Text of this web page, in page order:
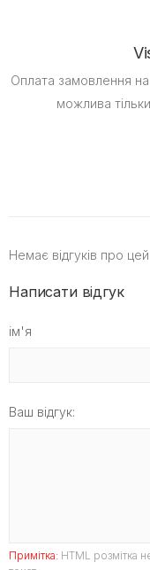
Оплата замовлення
можлива
Немає відгуків про
Написати відгук
ім'я
Ваш відгук:
Примітка: HTML розмітка